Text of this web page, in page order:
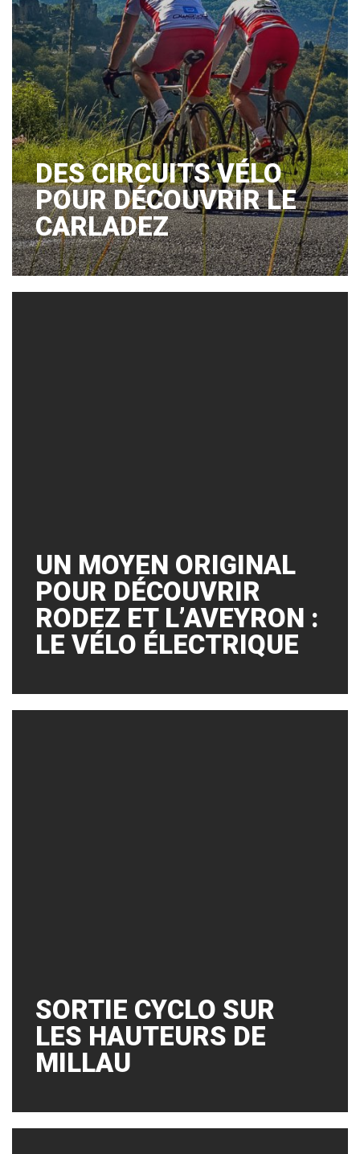
DES CIRCUITS VÉLO
POUR DÉCOUVRIR LE
CARLADEZ
UN MOYEN ORIGINAL
POUR DÉCOUVRIR
RODEZ ET L’AVEYRON :
LE VÉLO ÉLECTRIQUE
SORTIE CYCLO SUR
LES HAUTEURS DE
MILLAU